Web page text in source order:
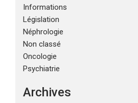
Informations
Législation
Néphrologie
Non classé
Oncologie
Psychiatrie
Archives